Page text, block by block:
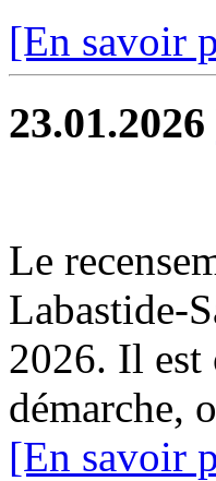
[En savoir
23.01.2026
Le
Labastide-
2026. Il
démarche,
[En savoir